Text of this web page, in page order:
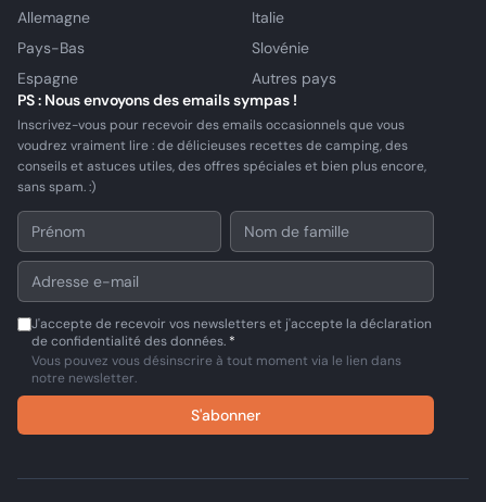
Allemagne
Italie
Pays-Bas
Slovénie
Espagne
Autres pays
PS : Nous envoyons des emails sympas !
Inscrivez-vous pour recevoir des emails occasionnels que vous
voudrez vraiment lire : de délicieuses recettes de camping, des
conseils et astuces utiles, des offres spéciales et bien plus encore,
sans spam. :)
J'accepte de recevoir vos newsletters et j'accepte la déclaration
de confidentialité des données. *
Vous pouvez vous désinscrire à tout moment via le lien dans
notre newsletter.
S'abonner